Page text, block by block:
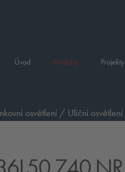
Úvod Produkty
osvětlení / Uliční osvětlení